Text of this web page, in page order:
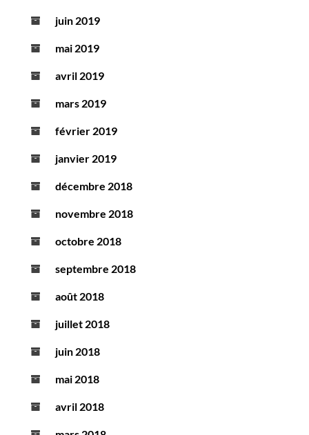
juin 2019
mai 2019
avril 2019
mars 2019
février 2019
janvier 2019
décembre 2018
novembre 2018
octobre 2018
septembre 2018
août 2018
juillet 2018
juin 2018
mai 2018
avril 2018